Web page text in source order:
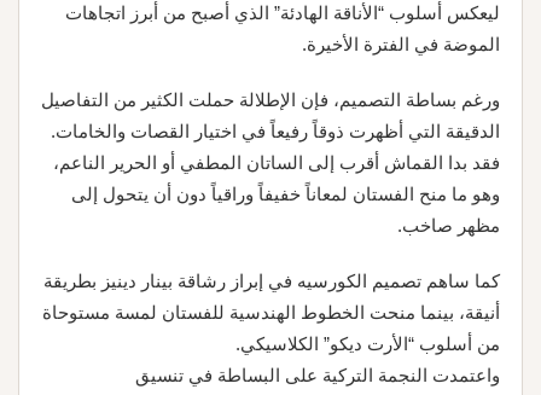
ليعكس أسلوب “الأناقة الهادئة” الذي أصبح من أبرز اتجاهات
الموضة في الفترة الأخيرة.
ورغم بساطة التصميم، فإن الإطلالة حملت الكثير من التفاصيل
الدقيقة التي أظهرت ذوقاً رفيعاً في اختيار القصات والخامات.
فقد بدا القماش أقرب إلى الساتان المطفي أو الحرير الناعم،
وهو ما منح الفستان لمعاناً خفيفاً وراقياً دون أن يتحول إلى
مظهر صاخب.
كما ساهم تصميم الكورسيه في إبراز رشاقة بينار دينيز بطريقة
أنيقة، بينما منحت الخطوط الهندسية للفستان لمسة مستوحاة
من أسلوب “الأرت ديكو” الكلاسيكي.
واعتمدت النجمة التركية على البساطة في تنسيق